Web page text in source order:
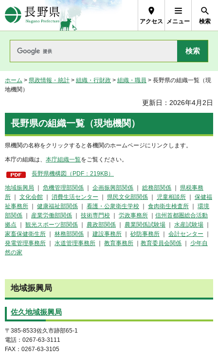
長野県Nagano Prefecture
アクセス メニュー 検索
ホーム > 県政情報・統計 > 組織・行財政 > 組織・職員 > 長野県の組織一覧（現
地機関）
更新日：2026年4月2日
長野県の組織一覧（現地機関）
県機関の名称をクリックすると各機関のホームページにリンクします。
本庁の組織は、 本庁組織一覧をご覧ください。
長野県機構図（PDF：219KB）
地域振興局 ｜ 危機管理部関係 ｜ 企画振興部関係 ｜ 総務部関係 ｜ 県税事務
所 ｜ 文化会館 ｜ 消費生活センター ｜ 県民文化部関係 ｜ 児童相談所 ｜ 保健福
祉事務所 ｜ 健康福祉部関係 ｜ 看護・公衆衛生学校 ｜ 食肉衛生検査所 ｜ 環境
部関係 ｜ 産業労働部関係 ｜ 技術専門校 ｜ 労政事務所 ｜ 信州首都圏総合活動
拠点 ｜ 観光スポーツ部関係 ｜ 農政部関係 ｜ 農業関係試験場 ｜ 水産試験場 ｜
家畜保健衛生所 ｜ 林務部関係 ｜ 建設事務所 ｜ 砂防事務所 ｜ 会計センター ｜
発電管理事務所 ｜ 水道管理事務所 ｜ 教育事務所 ｜ 教育委員会関係 ｜ 少年自
然の家
地域振興局
佐久地域振興局
〒385-8533佐久市跡部65-1
電話：0267-63-3111
FAX：0267-63-3105